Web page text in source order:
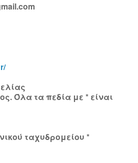
m
Όλα τα πεδία με * είναι
ταχυδρομείου *